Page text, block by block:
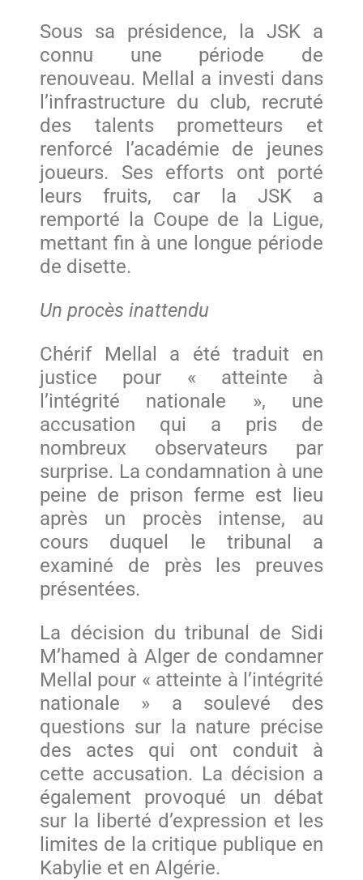
Sous sa présidence, la JSK a
connu une période de
renouveau. Mellal a investi dans
l’infrastructure du club, recruté
des talents prometteurs et
renforcé l’académie de jeunes
joueurs. Ses efforts ont porté
leurs fruits, car la JSK a
remporté la Coupe de la Ligue,
mettant fin à une longue période
de disette.
Un procès inattendu
Chérif Mellal a été traduit en
justice pour « atteinte à
l’intégrité nationale », une
accusation qui a pris de
nombreux observateurs par
surprise. La condamnation à une
peine de prison ferme est lieu
après un procès intense, au
cours duquel le tribunal a
examiné de près les preuves
présentées.
La décision du tribunal de Sidi
M’hamed à Alger de condamner
Mellal pour « atteinte à l’intégrité
nationale » a soulevé des
questions sur la nature précise
des actes qui ont conduit à
cette accusation. La décision a
également provoqué un débat
sur la liberté d’expression et les
limites de la critique publique en
Kabylie et en Algérie.